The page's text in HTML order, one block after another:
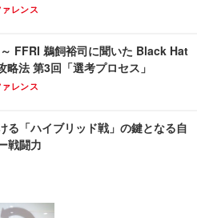
レンス
FFRI 鵜飼裕司に聞いた Black Hat
法 第3回「選考プロセス」
レンス
る「ハイブリッド戦」の鍵となる自
戦闘力